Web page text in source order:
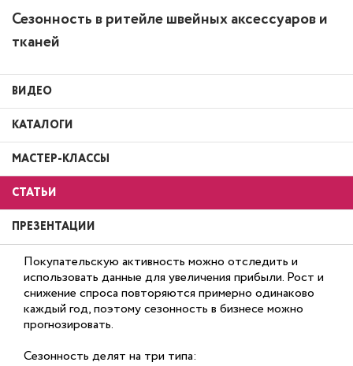
Сезонность в ритейле швейных аксессуаров и
тканей
ВИДЕО
КАТАЛОГИ
МАСТЕР-КЛАССЫ
СТАТЬИ
ПРЕЗЕНТАЦИИ
Покупательскую активность можно отследить и
использовать данные для увеличения прибыли. Рост и
снижение спроса повторяются примерно одинаково
каждый год, поэтому сезонность в бизнесе можно
прогнозировать.
Сезонность делят на три типа: